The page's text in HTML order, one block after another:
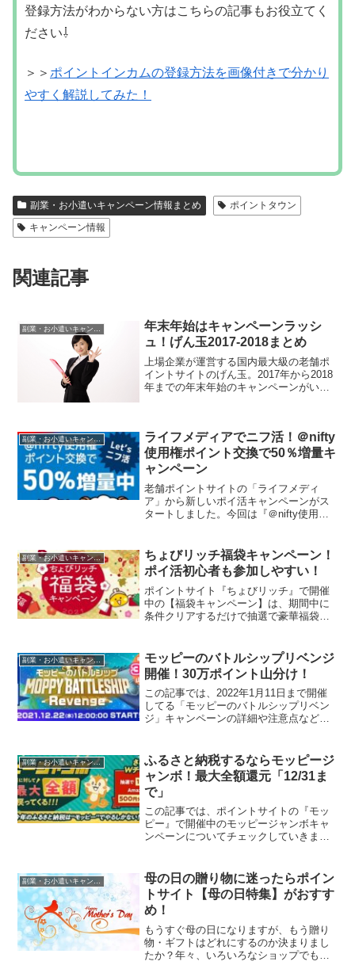
登録方法がわからない方はこちらの記事もお役立てく
ださい⇩
＞＞ ポイントインカムの登録方法を画像付きで分かり
やすく解説してみた！
副業・お小遣いキャンペーン情報まとめ
ポイントタウン
キャンペーン情報
関連記事
年末年始はキャンペーンラッシ
ュ！げん玉2017‐2018まとめ
上場企業が運営する国内最大級の老舗ポ
イントサイトのげん玉。2017年から2018
年までの年末年始のキャンペーンがいろ
が...
副業・お小遣いキャンペーン情報まとめ
ライフメディアでニフ活！＠nifty
使用権ポイント交換で50％増量キ
ャンペーン
老舗ポイントサイトの「ライフメディ
ア」から新しいポイ活キャンペーンがス
タートしました。今回は『＠nifty使用
す。これはライフメディアだけの限定キ
ャンペーンで、2020...
副業・お小遣いキャンペーン情報まとめ
ちょびリッチ福袋キャンペーン！
ポイ活初心者も参加しやすい！
ポイントサイト『ちょびリッチ』で開催
中の【福袋キャンペーン】は、期間中に
条件クリアするだけで抽選で豪華福袋が
なので、ポイ活初心者の方でも参加しや
すくなっていますよ。今...
副業・お小遣いキャンペーン情報まとめ
モッピーのバトルシップリベンジ
開催！30万ポイント山分け！
この記事では、2022年1月11日まで開催
してる「モッピーのバトルシップリベン
ジ」キャンペーンの詳細や注意点などに
スに与えたダメージ数に応じてランキン
グが決まり、さらに...
副業・お小遣いキャンペーン情報まとめ
ふるさと納税するならモッピージ
ャンボ！最大全額還元「12/31ま
で」
この記事では、ポイントサイトの『モッ
ピー』で開催中のモッピージャンボキャ
ンペーンについてチェックしていきま
というとってもお得な内容ですよ。これ
からふるさと納税を考えてる...
母の日の贈り物に迷ったらポイン
トサイト【母の日特集】がおすす
め！
もうすぐ母の日になりますが、もう贈り
物・ギフトはどれにするのか決まりまし
たか？年々、いろいろなショップでも母